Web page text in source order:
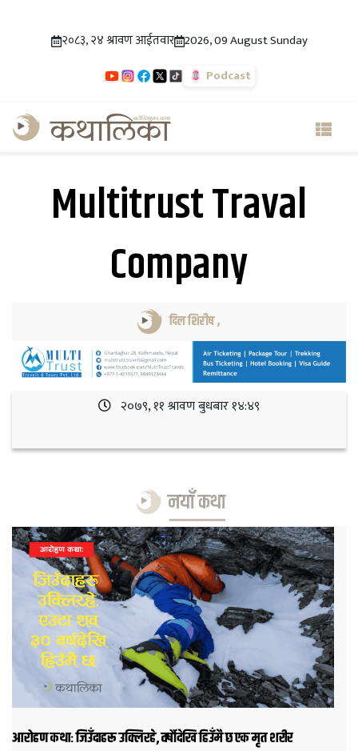
२०८३, २४ श्रावण आईतवार 2026, 09 August Sunday
Podcast
Multitrust Traval
Company
दिल शिरीष,
२०७९, ११ श्रावण बुधबार १४:४९
नयाँ कथा
आरोहण कथाः जिउँदाहरू उक्लिरहे, वर्षौदेखि हिउँमै छ एक मृत शरीर